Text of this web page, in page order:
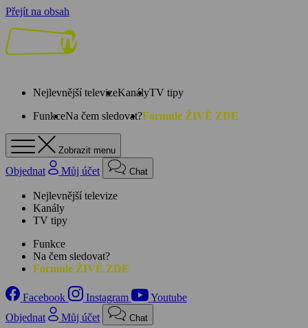
Přejít na obsah
Nejlevnější televizeKanályTV tipy
FunkceNa čem sledovat?Formule ŽIVĚ ZDE
Zobrazit menu
Objednat Můj účet Chat
Nejlevnější televize
Kanály
TV tipy
Funkce
Na čem sledovat?
Formule ŽIVĚ ZDE
Facebook Instagram
Youtube
Objednat
Můj účet Chat